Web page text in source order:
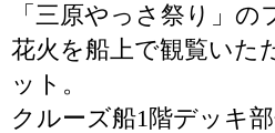
「三原やっさ祭り」の
花火を船上で観覧いた
ット。
クルーズ船1階デッキ